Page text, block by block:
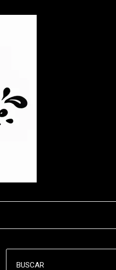
BUSCAR